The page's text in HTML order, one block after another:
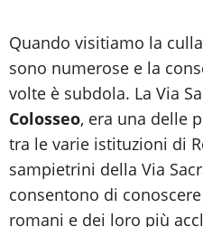
Quando visitiamo la
sono numerose e la
volte è subdola. La Via
Colosseo, era una delle
tra le varie istituzioni di
sampietrini della Via
consentono di
romani e dei loro più